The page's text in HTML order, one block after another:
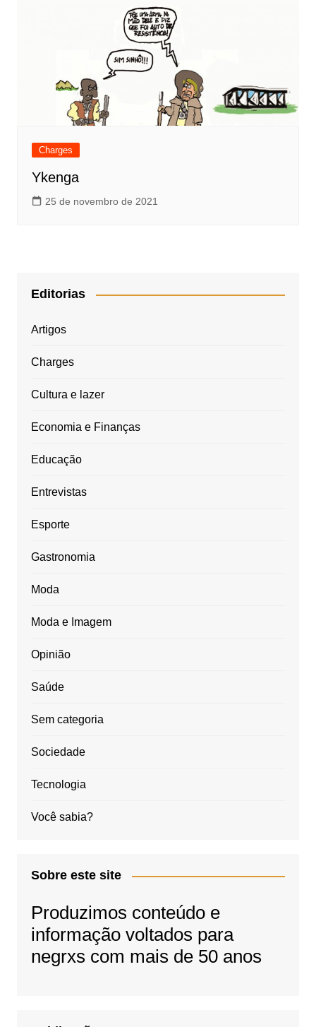
Charges
Ykenga
25 de novembro de 2021
Editorias
Artigos
Charges
Cultura e lazer
Economia e Finanças
Educação
Entrevistas
Esporte
Gastronomia
Moda
Moda e Imagem
Opinião
Saúde
Sem categoria
Sociedade
Tecnologia
Você sabia?
Sobre este site
Produzimos conteúdo e
informação voltados para
negrxs com mais de 50 anos